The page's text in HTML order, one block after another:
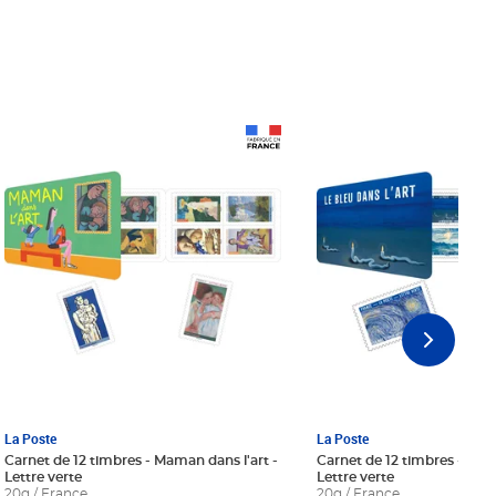
La Poste
Carnet de 12 timbres - Maman dans l'art -
Lettre verte
La Poste
Carnet de 12 timbres - Le
Lettre verte